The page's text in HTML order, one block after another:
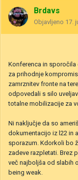
Brdavs
Objavljeno 17.
Konferenca in sporočila
za prihodnje
zamrznitev fronte na
odpovedali s silo
totalne mobilizacije za
Ni naključje da so
dokumentacijo iz l22 in
sporazum. Kdorkoli bo
zadeve razpletati. Brez
več najboljša od slabih
being weak.